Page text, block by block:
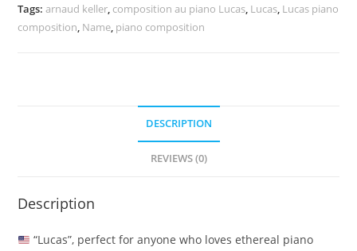
Tags:arnaud keller, composition au piano Lucas, Lucas, Lucas piano
composition, Name, piano composition
DESCRIPTION
REVIEWS (0)
Description
“Lucas”, perfect for anyone who loves ethereal piano